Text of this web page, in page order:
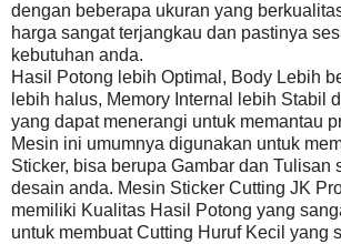
dengan beberapa ukuran yang
harga sangat terjangkau dan pastinya
kebutuhan anda.
Hasil Potong lebih Optimal, Body Lebih
lebih halus, Memory Internal lebih Stabil
yang dapat menerangi untuk memantau
Mesin ini umumnya digunakan untuk
Sticker, bisa berupa Gambar dan Tulisan
desain anda. Mesin Sticker Cutting JK
memiliki Kualitas Hasil Potong yang
untuk membuat Cutting Huruf Kecil yang